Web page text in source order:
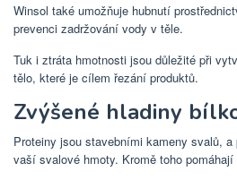
Winsol také umožňuje hubnutí
prevenci zadržování vody v těle.
Tuk i ztráta hmotnosti jsou důležité při
tělo, které je cílem řezání produktů.
Zvýšené hladiny
Proteiny jsou stavebními kameny svalů,
vaší svalové hmoty. Kromě toho pomáhají